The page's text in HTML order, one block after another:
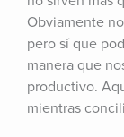
Obviamente
pero sí que
manera que
productivo.
mientras